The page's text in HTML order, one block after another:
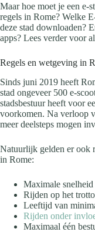
Maar hoe moet je een e-
regels in Rome? Welke
deze stad downloaden?
apps? Lees verder voor
Regels en wetgeving in
Sinds juni 2019 heeft
stad ongeveer 500 e-
stadsbestuur heeft voor
voorkomen. Na verloop
meer deelsteps mogen
Natuurlijk gelden er ook
in Rome:
Maximale
Rijden op het
Leeftijd van
Rijden onder
Maximaal één